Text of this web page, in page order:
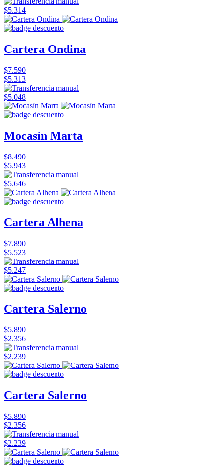
$5.314
Cartera Ondina
$7.590
$5.313
$5.048
Mocasín Marta
$8.490
$5.943
$5.646
Cartera Alhena
$7.890
$5.523
$5.247
Cartera Salerno
$5.890
$2.356
$2.239
Cartera Salerno
$5.890
$2.356
$2.239